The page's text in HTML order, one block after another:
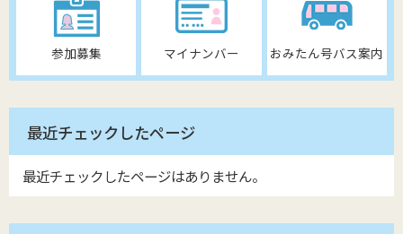
参加募集 マイナンバー おみたん号バス案内
最近チェックしたページ
最近チェックしたページはありません。